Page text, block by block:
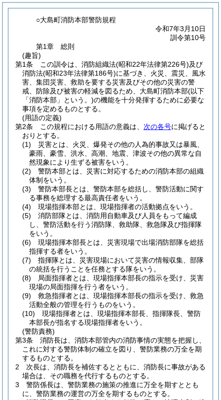
○大島町消防本部警防規程
令和7年3月10日
訓令第10号
第1章
総則
(趣旨)
第1条
この訓令は、消防組織法(昭和22年法律第226号)及び
消防法(昭和23年法律第186号)に基づき、火災、震災、風水
害、集団災害、救助を要する災害及びその他の災害の警
戒、防除及び被害の軽減を図るため、大島町消防本部(以下
「消防本部」という。)の機能を十分発揮するために必要な
事項を定めるものとする。
(用語の定義)
第2条
この規程における用語の意義は、 次の各号に掲げると
おりとする。
(1)
災害とは、火災、爆発その他の人為的事故又は暴風、
豪雨、豪雪、洪水、高潮、地震、津波その他の異常な自
然現象により生ずる被害をいう。
(2)
警防本部とは、災害に対応するための消防本部の組織
体制をいう。
(3)
警防本部長とは、警防本部を総括し、警防活動に関す
る事務を総理する最高責任者をいう。
(4)
現場指揮本部とは、現場指揮者の活動拠点をいう。
(5)
消防部隊とは、消防用自動車及び人員をもって編成
し、警防活動を行う消防隊、救助隊、救急隊及び指揮隊
をいう。
(6)
現場指揮本部長とは、災害現場で出場消防部隊を総括
指揮する者をいう。
(7)
指揮隊とは、災害現場において災害の情報収集、部隊
の統括を行うことを任務とする隊をいう。
(8)
局面指揮者とは、現場指揮本部長の指示を受け、災害
現場の局面指揮を行う者をいう。
(9)
救急指揮者とは、現場指揮本部長の指示を受け、救急
活動全般の管理を行うものをいう。
(10)
現場指揮者とは、現場指揮本部長、指揮隊長、警防
本部長が指名する現場指揮者をいう。
(警防責務)
第3条
消防長は、消防本部管内の消防事情の実態を把握し、
これに対する警防体制の確立を図り、警防業務の万全を期
するものとする。
2
次長は、消防長を補佐するとともに、消防長に事故がある
場合は、その職務を代行するものとする。
3
警防係長は、警防業務の施策の推進に万全を期すととも
に、警防業務の運営の万全を期するものとする。